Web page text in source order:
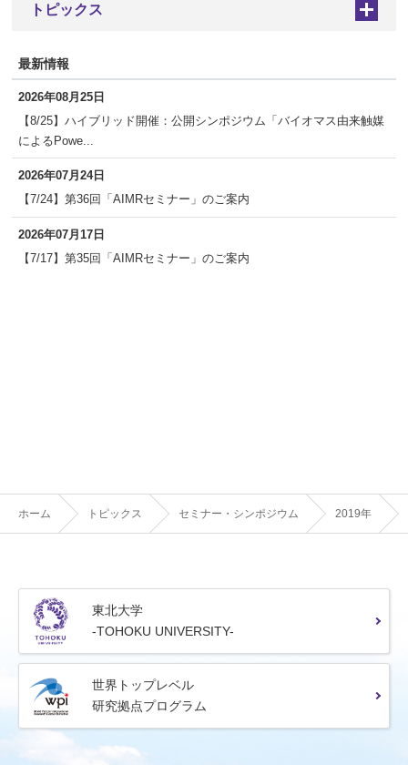
トピックス +
最新情報
2026年08月25日
【8/25】ハイブリッド開催：公開シンポジウム「バイオマス由来触媒
によるPowe...
2026年07月24日
【7/24】第36回「AIMRセミナー」のご案内
2026年07月17日
【7/17】第35回「AIMRセミナー」のご案内
ホーム トピックス セミナー・シンポジウム 2019年
東北大学
-TOHOKU UNIVERSITY-
世界トップレベル
研究拠点プログラム